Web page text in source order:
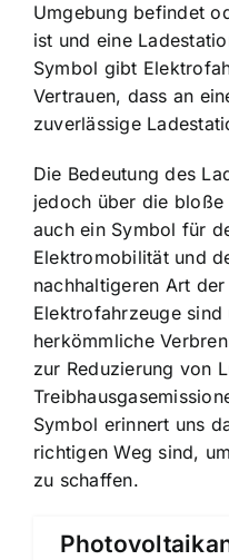
Umgebung befindet
ist und eine
Symbol gibt
Vertrauen, dass an
zuverlässige
Die Bedeutung des
jedoch über die
auch ein Symbol für
Elektromobilität und
nachhaltigeren Art
Elektrofahrzeuge
herkömmliche
zur Reduzierung von
Symbol erinnert uns
richtigen Weg sind,
zu schaffen.